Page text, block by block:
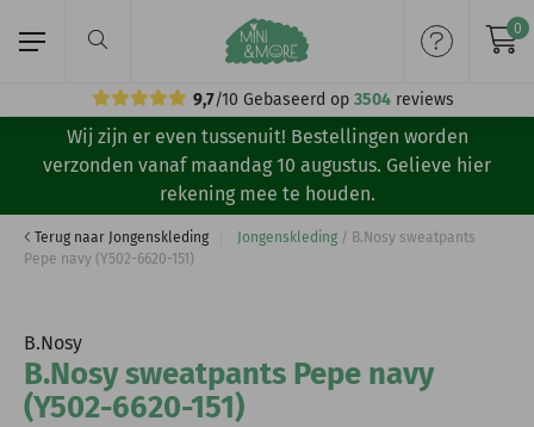
9,7/10 Gebaseerd op 3504 reviews
0
Home
Meisjeskleding
Jongenskleding
Volg ons:
Wij zijn er even tussenuit! Bestellingen worden
verzonden vanaf maandag 10 augustus. Gelieve hier
rekening mee te houden.
Terug naar Jongenskleding Jongenskleding / B.Nosy sweatpants
Pepe navy (Y502-6620-151)
B.Nosy
B.Nosy sweatpants Pepe navy
(Y502-6620-151)